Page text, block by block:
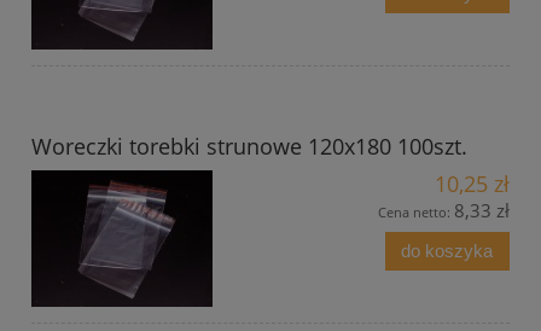
Woreczki torebki strunowe 120x180 100szt.
10,25 zł
Cena netto: 8,33 zł
do koszyka